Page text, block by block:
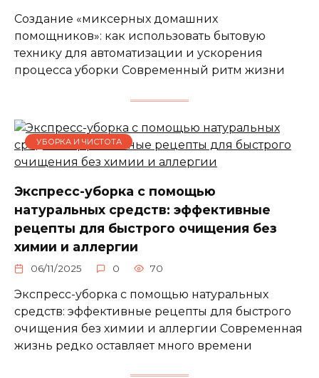
Создание «миксерных домашних
помощников»: как использовать бытовую
технику для автоматизации и ускорения
процесса уборки Современный ритм жизни
УБОРКА И ЧИСТОТА
Экспресс-уборка с помощью
натуральных средств: эффективные
рецепты для быстрого очищения без
химии и аллергии
06/11/2025 0 70
Экспресс-уборка с помощью натуральных
средств: эффективные рецепты для быстрого
очищения без химии и аллергии Современная
жизнь редко оставляет много времени